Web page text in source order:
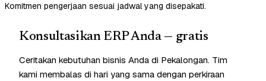
Komitmen pengerjaan sesuai jadwal yang disepakati.
Konsultasikan ERP Anda — gratis
Ceritakan kebutuhan bisnis Anda di Pekalongan. Tim
kami membalas di hari yang sama dengan perkiraan